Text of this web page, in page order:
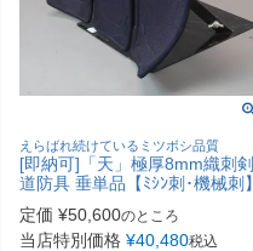
えらばれ続けているミツボシ品質
[即納可]「天」極厚8mm織刺剣
道防具 垂単品【ﾐｼﾝ刺･機械刺】
定価 ¥50,600のところ
当店特別価格 ¥40,480税込